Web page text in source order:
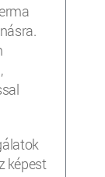
képest